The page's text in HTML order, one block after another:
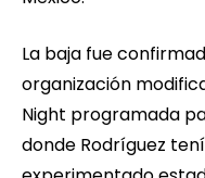
La baja fue
organización
Night programada
donde Rodríguez